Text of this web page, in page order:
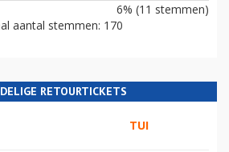
6% (11 stemmen)
aantal stemmen: 170
RETOURTICKETS
TUI